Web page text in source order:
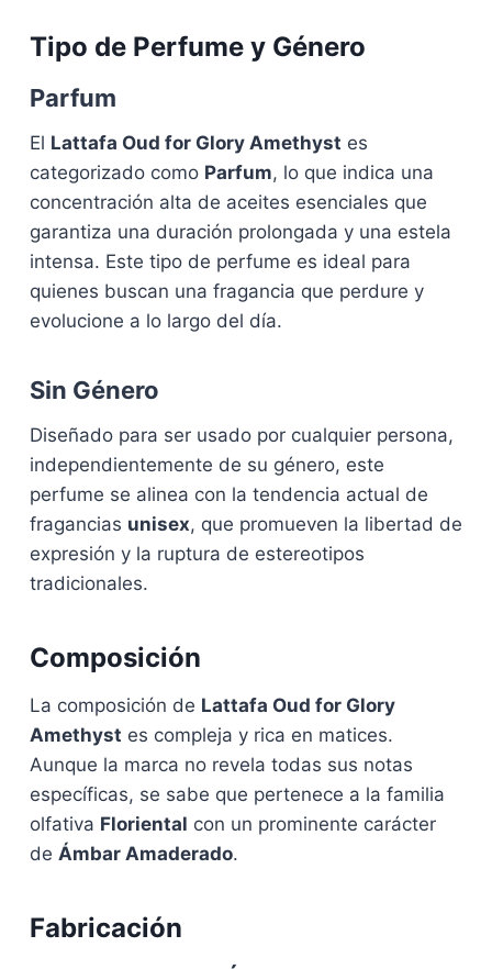
Tipo de Perfume y Género
Parfum
El Lattafa Oud for Glory Amethyst es
categorizado como Parfum, lo que indica una
concentración alta de aceites esenciales que
garantiza una duración prolongada y una estela
intensa. Este tipo de perfume es ideal para
quienes buscan una fragancia que perdure y
evolucione a lo largo del día.
Sin Género
Diseñado para ser usado por cualquier persona,
independientemente de su género, este
perfume se alinea con la tendencia actual de
fragancias unisex, que promueven la libertad de
expresión y la ruptura de estereotipos
tradicionales.
Composición
La composición de Lattafa Oud for Glory
Amethyst es compleja y rica en matices.
Aunque la marca no revela todas sus notas
específicas, se sabe que pertenece a la familia
olfativa Floriental con un prominente carácter
de Ámbar Amaderado.
Fabricación